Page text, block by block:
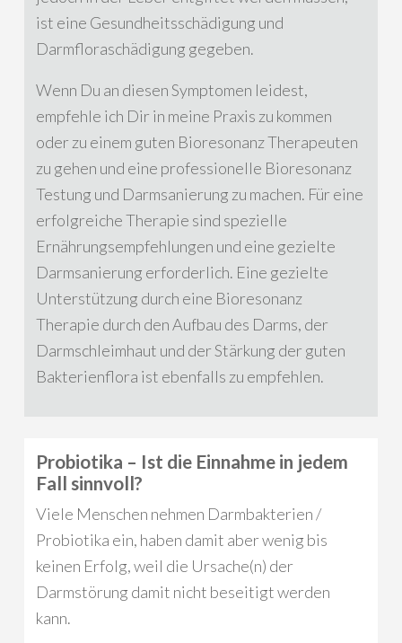
ist eine Gesundheitsschädigung und
Darmfloraschädigung gegeben.
Wenn Du an diesen Symptomen leidest,
empfehle ich Dir in meine Praxis zu kommen
oder zu einem guten Bioresonanz Therapeuten
zu gehen und eine professionelle Bioresonanz
Testung und Darmsanierung zu machen. Für eine
erfolgreiche Therapie sind spezielle
Ernährungsempfehlungen und eine gezielte
Darmsanierung erforderlich. Eine gezielte
Unterstützung durch eine Bioresonanz
Therapie durch den Aufbau des Darms, der
Darmschleimhaut und der Stärkung der guten
Bakterienflora ist ebenfalls zu empfehlen.
Probiotika – Ist die Einnahme in jedem
Fall sinnvoll?
Viele Menschen nehmen Darmbakterien /
Probiotika ein, haben damit aber wenig bis
keinen Erfolg, weil die Ursache(n) der
Darmstörung damit nicht beseitigt werden
kann.